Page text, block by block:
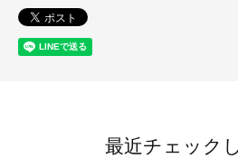
最近チェック